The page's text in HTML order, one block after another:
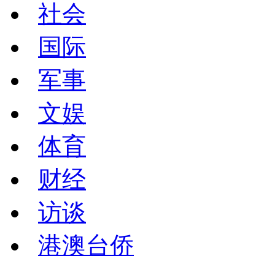
社会
国际
军事
文娱
体育
财经
访谈
港澳台侨